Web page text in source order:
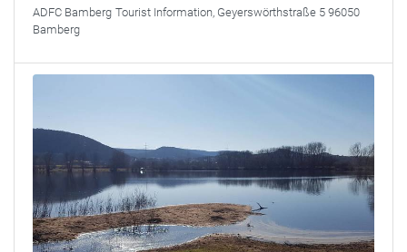
ADFC Bamberg Tourist Information, Geyerswörthstraße 5 96050
Bamberg